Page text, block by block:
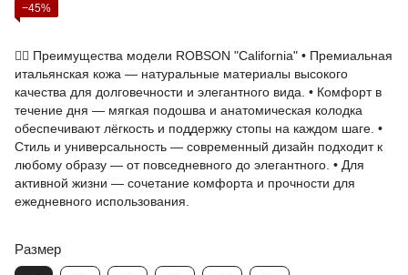
−45%
🏃‍♂️ Преимущества модели ROBSON "California" • Премиальная
итальянская кожа — натуральные материалы высокого
качества для долговечности и элегантного вида. • Комфорт в
течение дня — мягкая подошва и анатомическая колодка
обеспечивают лёгкость и поддержку стопы на каждом шаге. •
Стиль и универсальность — современный дизайн подходит к
любому образу — от повседневного до элегантного. • Для
активной жизни — сочетание комфорта и прочности для
ежедневного использования.
Размер